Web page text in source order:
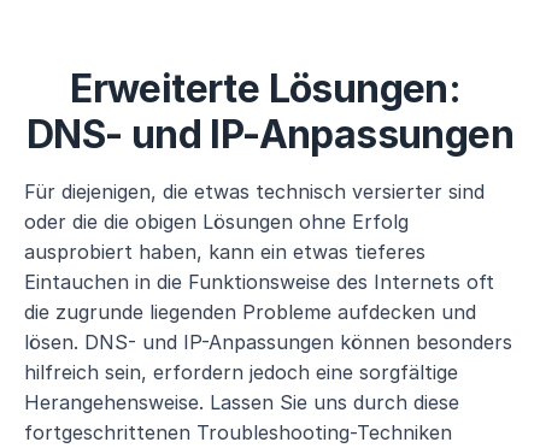
Erweiterte Lösungen:
DNS- und IP-Anpassungen
Für diejenigen, die etwas technisch versierter sind
oder die die obigen Lösungen ohne Erfolg
ausprobiert haben, kann ein etwas tieferes
Eintauchen in die Funktionsweise des Internets oft
die zugrunde liegenden Probleme aufdecken und
lösen. DNS- und IP-Anpassungen können besonders
hilfreich sein, erfordern jedoch eine sorgfältige
Herangehensweise. Lassen Sie uns durch diese
fortgeschrittenen Troubleshooting-Techniken